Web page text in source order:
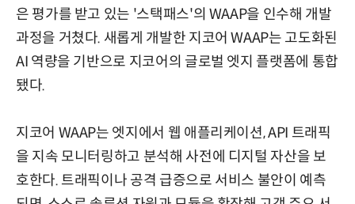
은 평가를 받고 있는 '스택패스'의 WAAP을 인수해 개발
과정을 거쳤다. 새롭게 개발한 지코어 WAAP는 고도화된
AI 역량을 기반으로 지코어의 글로벌 엣지 플랫폼에 통합
됐다.
지코어 WAAP는 엣지에서 웹 애플리케이션, API 트래픽
을 지속 모니터링하고 분석해 사전에 디지털 자산을 보
호한다. 트래픽이나 공격 급증으로 서비스 불안이 예측